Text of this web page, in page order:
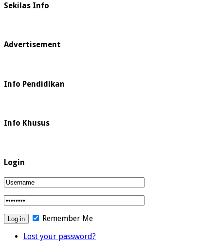
Sekilas Info
Advertisement
Info Pendidikan
Info Khusus
Login
Remember Me
Lost your password?